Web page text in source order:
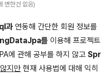
변한건 없음)
과 연동해 간단한 회원 정보를
를 이용해 프로젝트
에 관해 공부를 하지 않고 Spr
지만 현재 사용법에 대해 익히